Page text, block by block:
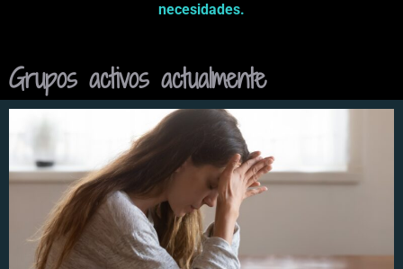
necesidades.
Grupos activos actualmente